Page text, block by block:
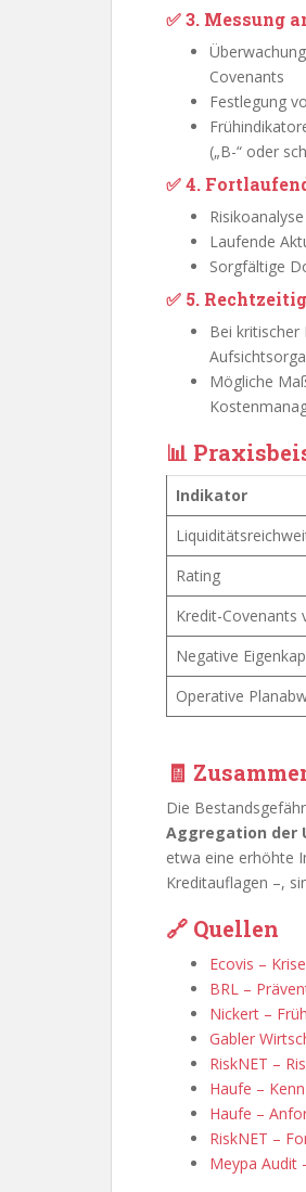
✅ 3. Messung
Covenants
Festlegung
(„B-“ oder
✅ 4.
Laufende
Sorgfältige
✅ 5.
Bei
Mögliche
📊
Indikator
Rating
Kredit-Covenants
Negative
Operative
🧾
Die
Aggregation der
etwa eine erhöhte
Kreditauflagen –,
🔗 Quellen
Ecovis –
BRL –
Nickert –
Gabler
RiskNET –
Haufe –
Haufe –
RiskNET –
Meypa Audit